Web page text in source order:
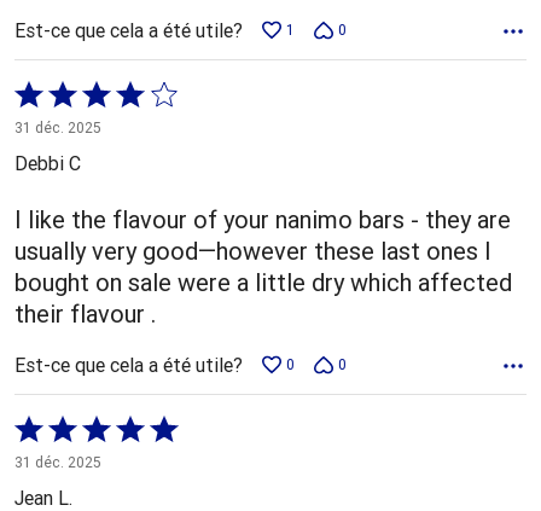
Est-ce que cela a été utile? 1 0
Coté
4 sur
5
31 déc. 2025
Debbi C
I like the flavour of your nanimo bars - they are
usually very good—however these last ones I
bought on sale were a little dry which affected
their flavour .
Est-ce que cela a été utile? 0 0
Coté
5 sur
5
31 déc. 2025
Jean L.